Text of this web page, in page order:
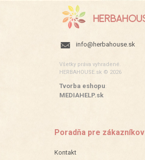
info@herbahouse.sk
Všetky práva vyhradené.
HERBAHOUSE.sk © 2026
Tvorba eshopu:
MEDIAHELP.sk
Poradňa pre zákazníkov
Kontakt